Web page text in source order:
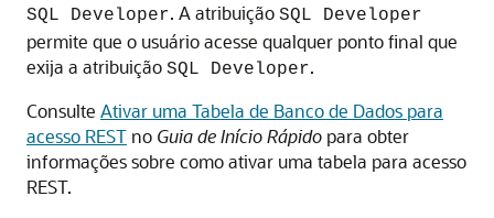
SQL Developer. A atribuição SQL Developer
permite que o usuário acesse qualquer ponto final que
exija a atribuição SQL Developer.
Consulte Ativar uma Tabela de Banco de Dados para
acesso REST no Guia de Início Rápido para obter
informações sobre como ativar uma tabela para acesso
REST.